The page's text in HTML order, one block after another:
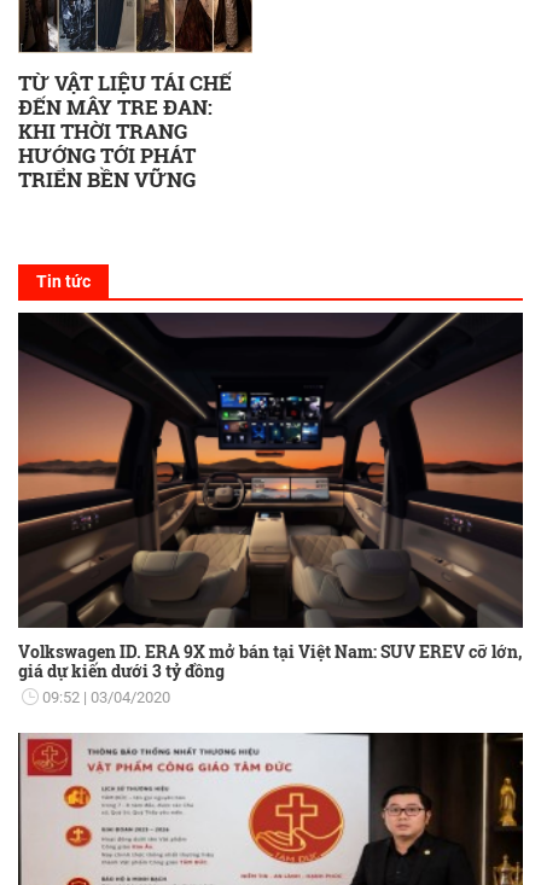
TỪ VẬT LIỆU TÁI CHẾ
ĐẾN MÂY TRE ĐAN:
KHI THỜI TRANG
HƯỚNG TỚI PHÁT
TRIỂN BỀN VỮNG
Tin tức
Volkswagen ID. ERA 9X mở bán tại Việt Nam: SUV EREV cỡ lớn,
giá dự kiến dưới 3 tỷ đồng
09:52 03/04/2020